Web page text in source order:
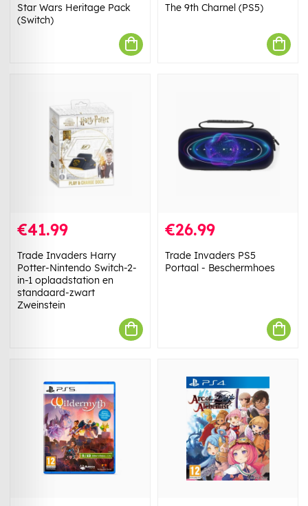
Star Wars Heritage Pack
(Switch)
The 9th Charnel (PS5)
€41.99
Trade Invaders Harry
Potter-Nintendo Switch-2-
in-1 oplaadstation en
standaard-zwart
Zweinstein
€26.99
Trade Invaders PS5
Portaal - Beschermhoes